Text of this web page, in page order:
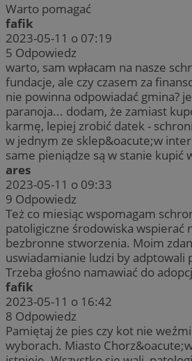
Warto pomagać
fafik
2023-05-11 o 07:19
5 Odpowiedz
warto, sam wpłacam na nasze
fundacje, ale czy czasem za
nie powinna odpowiadać gmina?
paranoja... dodam, że zamiast
karmę, lepiej zrobić datek -
w jednym ze sklep&oacute;w
same pieniądze są w stanie kupić
ares
2023-05-11 o 09:33
9 Odpowiedz
Też co miesiąc wspomagam
patoligiczne środowiska wspierać
bezbronne stworzenia. Moim
uswiadamianie ludzi by adptowali
Trzeba głośno namawiać do
fafik
2023-05-11 o 16:42
8 Odpowiedz
Pamiętaj że pies czy kot nie
wyborach. Miasto